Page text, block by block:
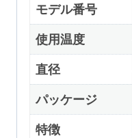
モデル番号
使用温度
直径
パッケージ
特徴